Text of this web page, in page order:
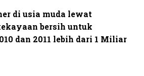
di usia muda lewat
bersih untuk
dan 2011 lebih dari 1 Miliar